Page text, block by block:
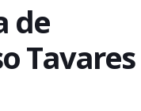
de